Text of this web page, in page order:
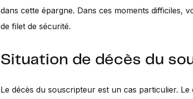
dans cette épargne. Dans ces moments difficiles,
de filet de sécurité.
Situation de décès du
Le décès du souscripteur est un cas particulier. Le